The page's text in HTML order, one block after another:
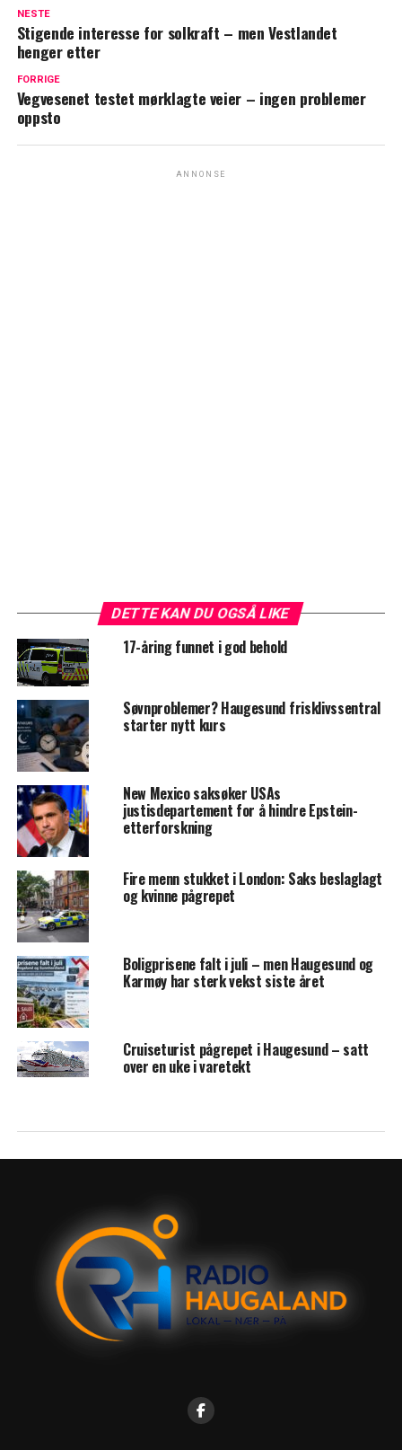
NESTE
Stigende interesse for solkraft – men Vestlandet
henger etter
FORRIGE
Vegvesenet testet mørklagte veier – ingen problemer
oppsto
ANNONSE
DETTE KAN DU OGSÅ LIKE
17-åring funnet i god behold
Søvnproblemer? Haugesund frisklivssentral
starter nytt kurs
New Mexico saksøker USAs
justisdepartement for å hindre Epstein-
etterforskning
Fire menn stukket i London: Saks beslaglagt
og kvinne pågrepet
Boligprisene falt i juli – men Haugesund og
Karmøy har sterk vekst siste året
Cruiseturist pågrepet i Haugesund – satt
over en uke i varetekt